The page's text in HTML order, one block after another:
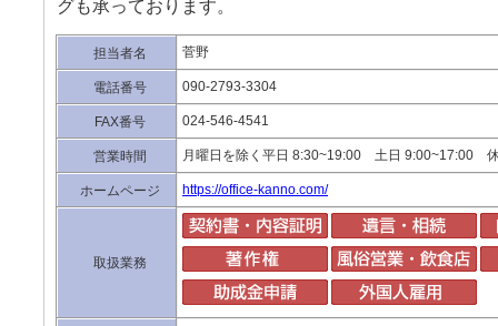
グも承っております。
担当者名 菅野
電話番号 090-2793-3304
FAX番号 024-546-4541
営業時間 月曜日を除く平日 8:30~19:00 土日 9:00~17:00
ホームページ https://office-kanno.com/
取扱業務